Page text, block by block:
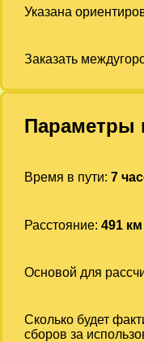
Указана
Заказать
Параметры
Время в пути: 7
Расстояние: 491 км
Основой для
Сколько будет
сборов за